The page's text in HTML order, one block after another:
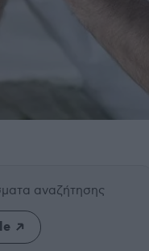
αναζήτησης